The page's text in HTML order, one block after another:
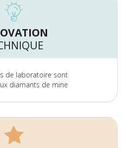
de laboratoire sont
diamants de mine